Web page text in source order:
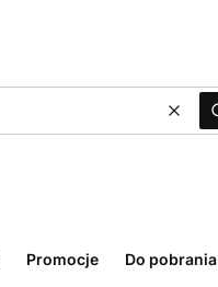
Promocje Do pobrania